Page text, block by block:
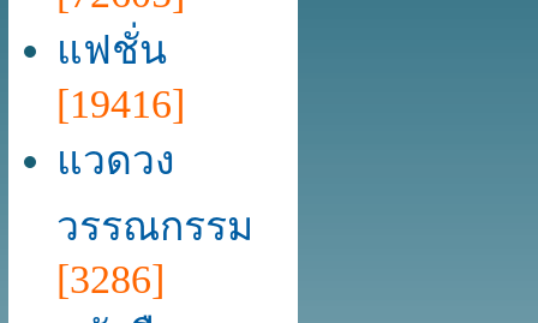
แฟชั่น
[19416]
แวดวง
วรรณกรรม
[3286]